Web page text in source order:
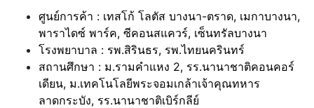
ศูนย์การค้า : เทสโก้ โลตัส บางนา-ตราด, เมกาบางนา,
พาราไดซ์ พาร์ค, ซีคอนสแควร์, เซ็นทรัลบางนา
โรงพยาบาล : รพ.สิรินธร, รพ.ไทยนครินทร์
สถานศึกษา : ม.รามคำแหง 2, รร.นานาชาติคอนคอร์
เดียน, ม.เทคโนโลยีพระจอมเกล้าเจ้าคุณทหาร
ลาดกระบัง, รร.นานาชาติเบิร์กลีย์